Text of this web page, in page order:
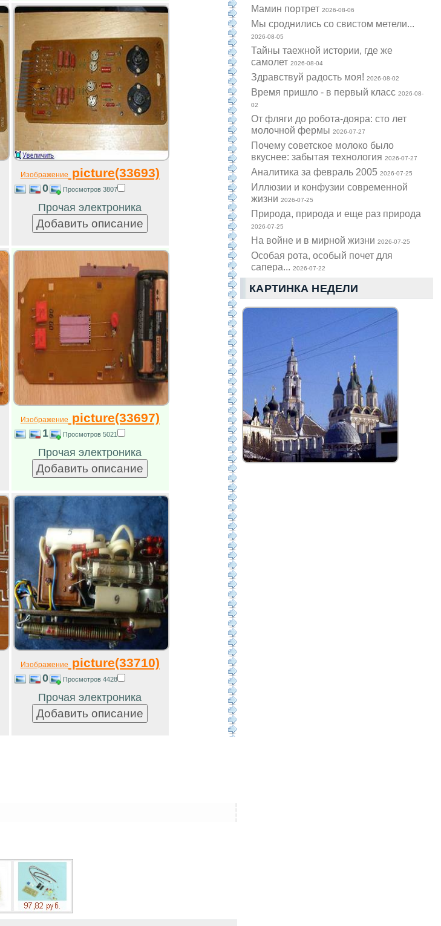
Мамин портрет2026-08-06
Мы сроднились со свистом метели...
2026-08-05
Тайны таежной истории, где же
самолет2026-08-04
Здравствуй радость моя!2026-08-02
Время пришло - в первый класс2026-08-
02
От фляги до робота-дояра: сто лет
молочной фермы2026-07-27
Почему советское молоко было
вкуснее: забытая технология2026-07-27
Аналитика за февраль 20052026-07-25
Иллюзии и конфузии современной
жизни2026-07-25
Природа, природа и еще раз природа
2026-07-25
На войне и в мирной жизни2026-07-25
Особая рота, особый почет для
сапера...2026-07-22
КАРТИНКА НЕДЕЛИ
Изображение picture(33693)
0 Просмотров 3807
Прочая электроника
Изображение picture(33697)
1 Просмотров 5021
Прочая электроника
Изображение picture(33710)
0 Просмотров 4428
Прочая электроника